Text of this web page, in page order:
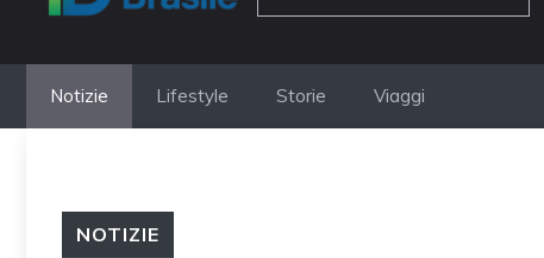
Notizie Lifestyle Storie Viaggi
NOTIZIE